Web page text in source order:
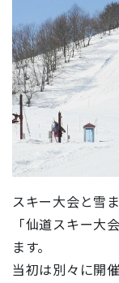
スキー大会と雪
「仙道スキー大
ます。
当初は別々に開